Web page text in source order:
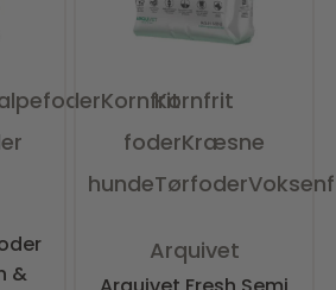
Kornfrit
&
Kornfrit
foderKræsne
hundeTørfoder
Arquivet